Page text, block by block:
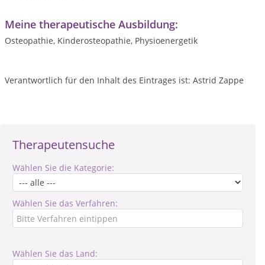
Therapeutensuche
Wählen Sie die Kategorie:
Wählen Sie das Verfahren:
Wählen Sie das Land:
Meine therapeutische Ausbildung:
Osteopathie, Kinderosteopathie, Physioenergetik
Verantwortlich für den Inhalt des Eintrages ist: Astrid Zappe